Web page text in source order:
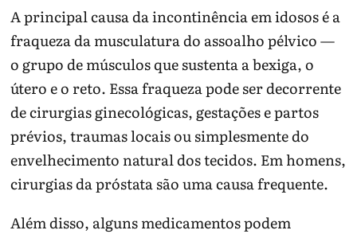
A principal causa da incontinência em idosos é a
fraqueza da musculatura do assoalho pélvico —
o grupo de músculos que sustenta a bexiga, o
útero e o reto. Essa fraqueza pode ser decorrente
de cirurgias ginecológicas, gestações e partos
prévios, traumas locais ou simplesmente do
envelhecimento natural dos tecidos. Em homens,
cirurgias da próstata são uma causa frequente.
Além disso, alguns medicamentos podem